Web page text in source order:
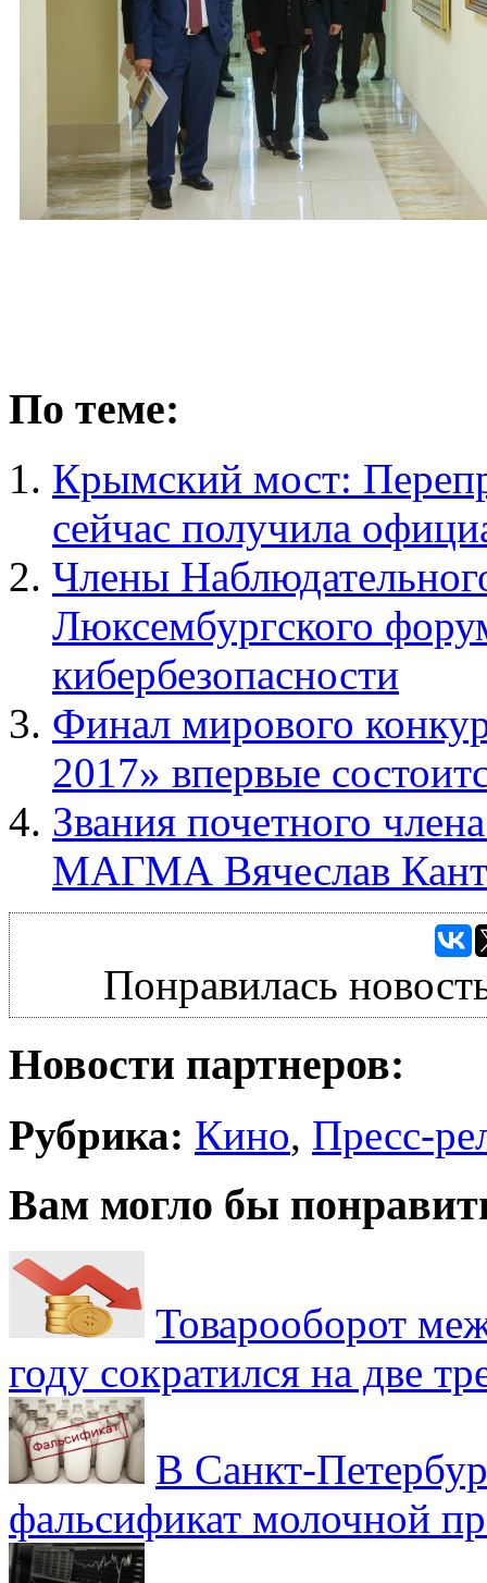
По теме:
Крымский мост:
сейчас получила
Члены
Люксембургского
кибербезопасности
Финал мирового
2017» впервые
Звания почетного
МАГМА Вячеслав
Понравилась
Новости партнеров:
Рубрика: Кино, Пресс-
Вам могло бы
Товарооборот
году сократился на две
В Санкт-
фальсификат молочной